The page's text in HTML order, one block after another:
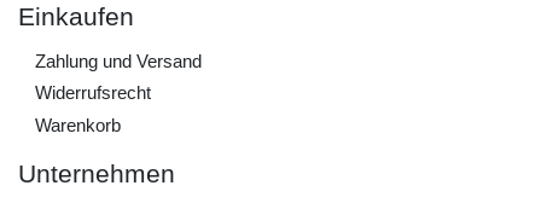
Einkaufen
Zahlung und Versand
Widerrufs­recht
Warenkorb
Unternehmen